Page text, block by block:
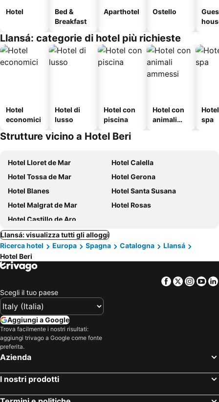
Hotel
Bed &
Breakfast
Aparthotel Ostello
Llansá: categorie di hotel più richieste
Hotel
economici
Hotel di
lusso
Hotel con
piscina
Hotel con
animali
spa
Strutture vicino a Hotel Beri
Hotel Lloret de Mar
Hotel Calella
Hotel Tossa de Mar
Hotel Gerona
Hotel Blanes
Hotel Santa Susana
Hotel Malgrat de Mar
Hotel Rosas
Hotel Castillo de Aro
Llansá: visualizza tutti gli alloggi
Ricerca hotel
Europa Spagna Catalogna
Llansá
Hotel Beri
Facebook
Twitter
Scegli il tuo paese
Aggiungi a Google
Trova facilmente i nostri risultati:
aggiungi trivago a Google come fonte
preferita.
Azienda
I nostri prodotti